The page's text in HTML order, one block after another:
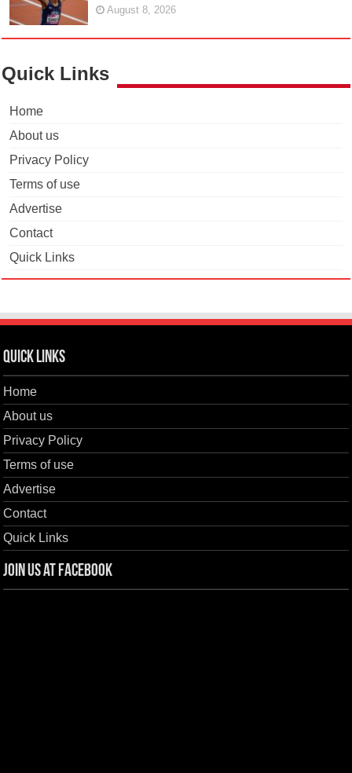
August 8, 2026
Quick Links
Home
About us
Privacy Policy
Terms of use
Advertise
Contact
Quick Links
Quick Links
Home
About us
Privacy Policy
Terms of use
Advertise
Contact
Quick Links
Join us at Facebook